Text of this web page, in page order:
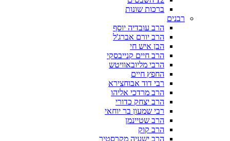
ברכות שונות
רבנים
הרב עובדיה יוסף
הרב יורם אברג'ל
הבן איש חי
הרב חיים קנייבסקי
הרבי מליובאוויטש
החפץ חיים
רבי דוד אבוחצירא
הרב מרדכי אליהו
הרב יצחק כדורי
רבי שמעון בר יוחאי
הרב שטיינמן
הרב קוק
הרב ישעיה מקרסטיר